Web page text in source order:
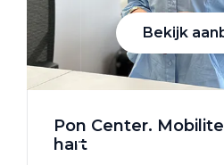
Bekijk
Elektrisch rijden
Pon Center.
hart